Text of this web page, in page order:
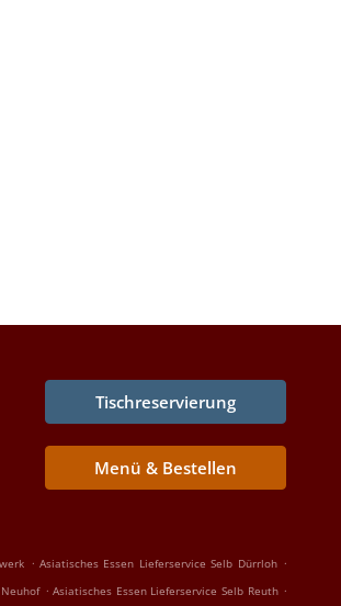
Tischreservierung
Menü & Bestellen
. Asiatisches Essen Lieferservice Selb Dürrloh .
. Asiatisches Essen Lieferservice Selb Reuth .